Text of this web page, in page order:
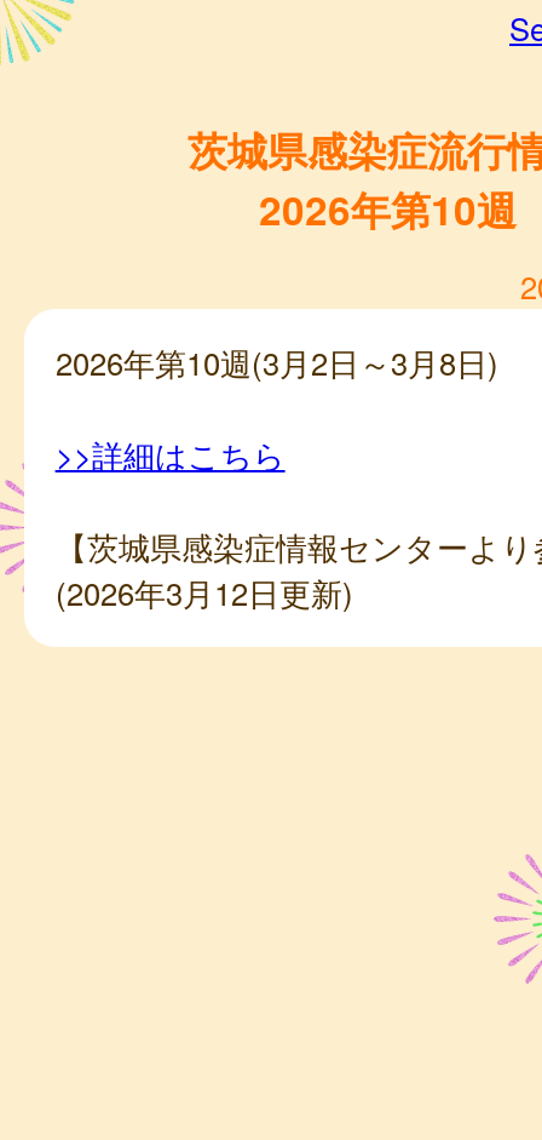
茨城県感染症流行
2026年第10週
2026年第10週(3月2日～3月8日)
>>詳細はこちら
【茨城県感染症情報センターよ
(2026年3月12日更新)